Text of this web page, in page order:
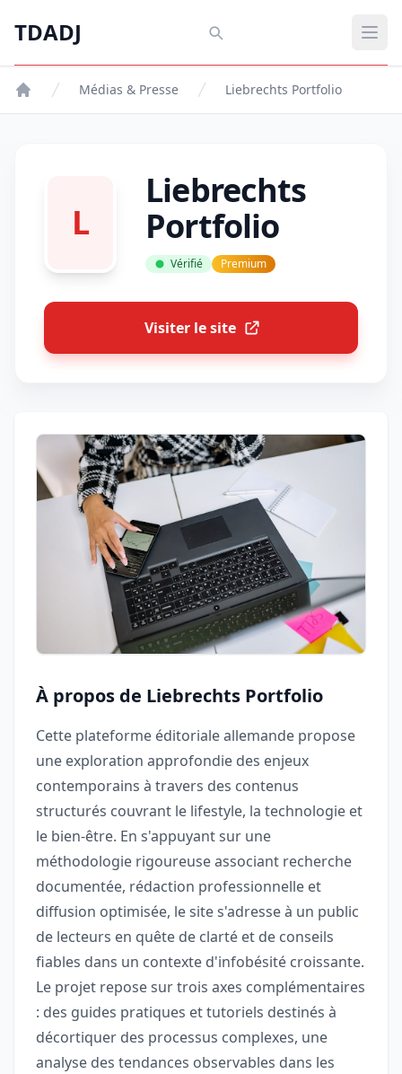
TDADJ
TDADJ
Médias & Presse Liebrechts Portfolio
L
Liebrechts
Portfolio
Vérifié Premium
Visiter le site
À propos de Liebrechts Portfolio
Cette plateforme éditoriale allemande propose
une exploration approfondie des enjeux
contemporains à travers des contenus
structurés couvrant le lifestyle, la technologie et
le bien-être. En s'appuyant sur une
méthodologie rigoureuse associant recherche
documentée, rédaction professionnelle et
diffusion optimisée, le site s'adresse à un public
de lecteurs en quête de clarté et de conseils
fiables dans un contexte d'infobésité croissante.
Le projet repose sur trois axes complémentaires
: des guides pratiques et tutoriels destinés à
décortiquer des processus complexes, une
analyse des tendances observables dans les